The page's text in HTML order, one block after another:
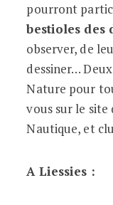
pourront
bestioles
observer, de
dessiner…
Nature pour
vous sur le site
Nautique, et
A Liessies :